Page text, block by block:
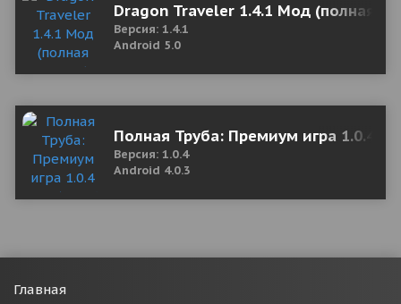
Dragon Traveler 1.4.1 Мод (полная
Версия: 1.4.1
Android 5.0
Полная Труба: Премиум игра 1.0.4
Версия: 1.0.4
Android 4.0.3
Главная